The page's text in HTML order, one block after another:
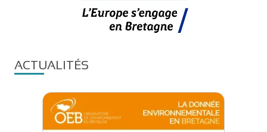
ACTUALITÉS